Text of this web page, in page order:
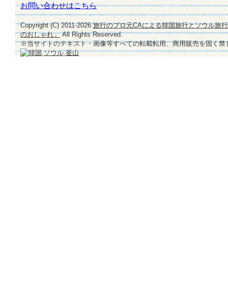
お問い合わせはこちら
Copyright (C) 2011-2026旅行のプロ元CAによる韓国旅行とソウル旅
のおしゃれ」All Rights Reserved.
※当サイトのテキスト・画像等すべての転載転用、商用販売を固く禁